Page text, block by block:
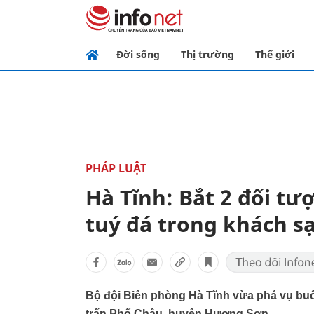
Đời sống Thị trường Thế giới
PHÁP LUẬT
Hà Tĩnh: Bắt 2 đối
tuý đá trong khách
Bộ đội Biên phòng Hà Tĩnh vừa phá vụ